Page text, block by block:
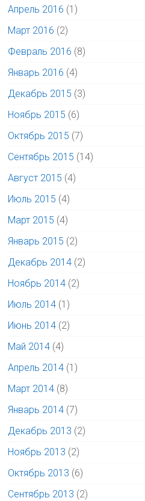
Апрель 2016 (1)
Март 2016 (2)
Февраль 2016 (8)
Январь 2016 (4)
Декабрь 2015 (3)
Ноябрь 2015 (6)
Октябрь 2015 (7)
Сентябрь 2015 (14)
Август 2015 (4)
Июль 2015 (4)
Март 2015 (4)
Январь 2015 (2)
Декабрь 2014 (2)
Ноябрь 2014 (2)
Июль 2014 (1)
Июнь 2014 (2)
Май 2014 (4)
Апрель 2014 (1)
Март 2014 (8)
Январь 2014 (7)
Декабрь 2013 (2)
Ноябрь 2013 (2)
Октябрь 2013 (6)
Сентябрь 2013 (2)